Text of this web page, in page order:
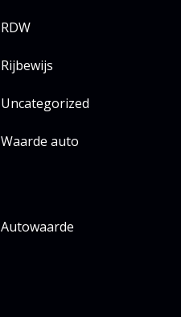
RDW
Rijbewijs
Uncategorized
Waarde auto
Autowaarde